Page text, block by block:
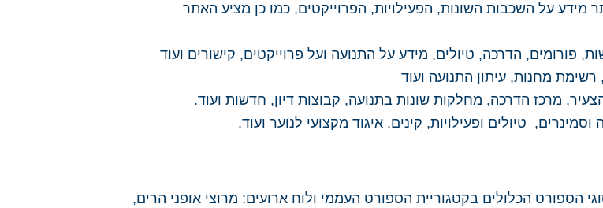
על השכבות השונות, הפעילויות, הפרוייקטים, כמו כן מציע האתר
פורומים, הדרכה, טיולים, מידע על התנועה ועל פרוייקטים, קישורים ועוד
מחנות, עיתון התנועה ועוד
מרכז הדרכה, מחלקות שונות בתנועה, קבוצות דיון, חדשות ועוד.
טיולים ופעילויות, קינים, איגוד מקצועי לנוער ועוד.
הכלולים בקטגוריית הספורט העממי ולוח ארועים: מרוצי אופני הרים,